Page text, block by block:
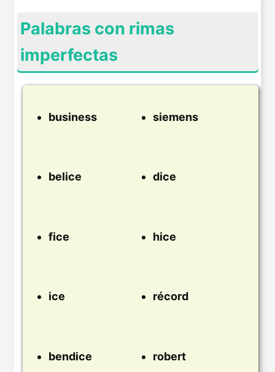
Palabras con rimas
imperfectas
business siemens
belice dice
fice hice
ice récord
bendice robert